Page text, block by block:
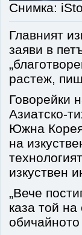
Снимка:
Главният
заяви в
растеж,
Говорейки
Азиатско-
Южна
на
изкуствен
„Вече
каза той